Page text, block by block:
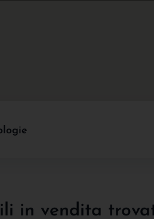
in vendita